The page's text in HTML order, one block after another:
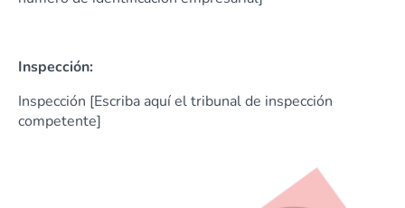
Inspección:
Inspección [Escriba aquí el tribunal de inspección
competente]